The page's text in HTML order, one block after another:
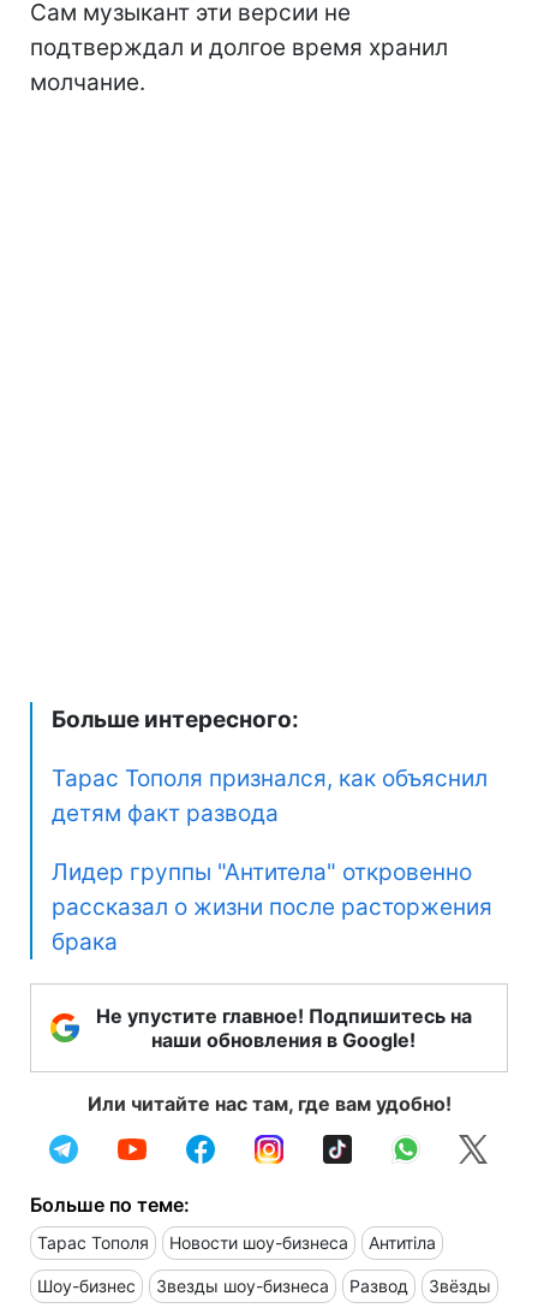
Сам музыкант эти версии не
подтверждал и долгое время хранил
молчание.
Больше интересного:
Тарас Тополя признался, как объяснил
детям факт развода
Лидер группы "Антитела" откровенно
рассказал о жизни после расторжения
брака
Не упустите главное! Подпишитесь на
наши обновления в Google!
Или читайте нас там, где вам удобно!
Больше по теме:
Тарас Тополя Новости шоу-бизнеса Антитіла
Шоу-бизнес Звезды шоу-бизнеса Развод Звёзды